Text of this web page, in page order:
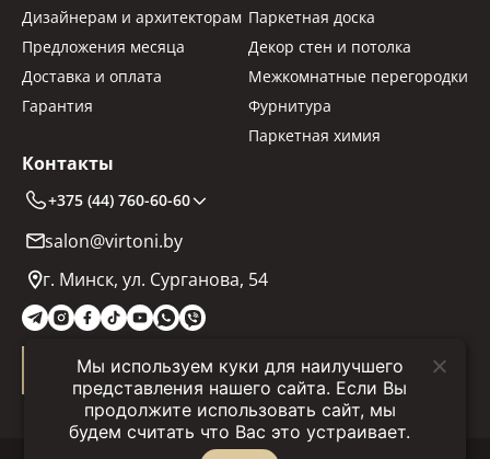
Дизайнерам и архитекторам
Предложения месяца
Доставка и оплата
Гарантия
Паркетная доска
Декор стен и потолка
Межкомнатные перегородки
Фурнитура
Паркетная химия
Контакты
+375 (44) 760-60-60
salon@virtoni.by
г. Минск, ул. Сурганова, 54
Заказать звонок
Мы используем куки для наилучшего
представления нашего сайта. Если Вы
продолжите использовать сайт, мы
будем считать что Вас это устраивает.